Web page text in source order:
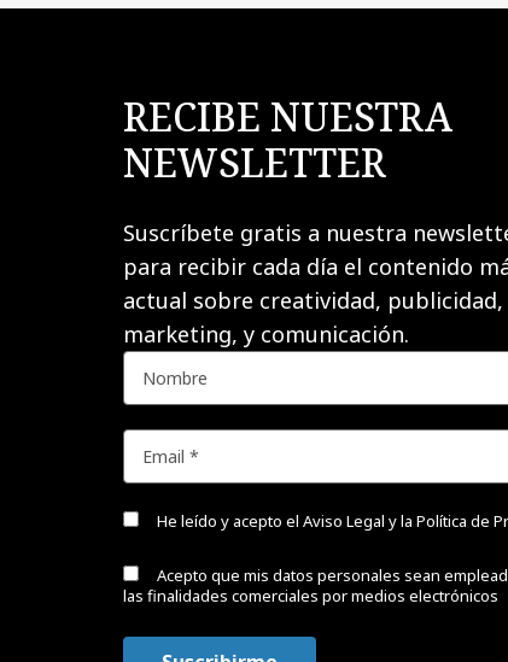
RECIBE NUESTRA
NEWSLETTER
Suscríbete gratis a nuestra
para recibir cada día el contenido
actual sobre creatividad, publicidad,
marketing, y comunicación.
He leído y acepto el Aviso Legal y la Política de
Acepto que mis datos personales sean
las finalidades comerciales por medios electrónicos